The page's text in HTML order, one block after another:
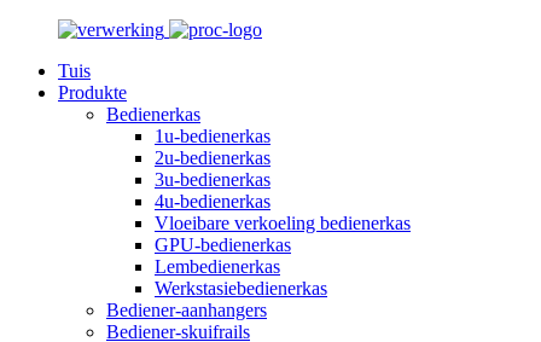
Tuis
Produkte
Bedienerkas
1u-bedienerkas
2u-bedienerkas
3u-bedienerkas
4u-bedienerkas
Vloeibare verkoeling bedienerkas
GPU-bedienerkas
Lembedienerkas
Werkstasiebedienerkas
Bediener-aanhangers
Bediener-skuifrails